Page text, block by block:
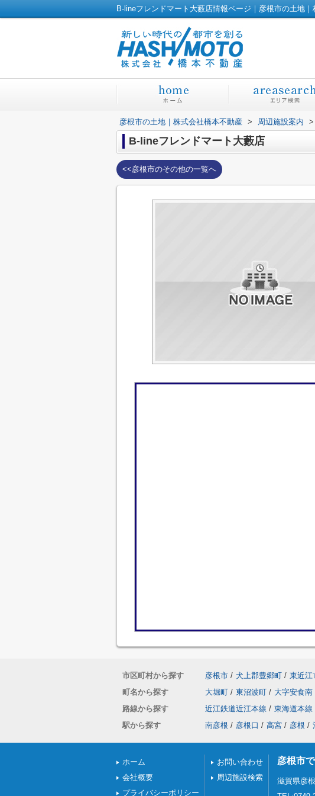
B-lineフレンドマート大藪店情報ページ｜彦根市の土地
彦根市の土地｜株式会社橋本不動産 > 周辺施設案内 >
B-lineフレンドマート大藪店
<<彦根市のその他の一覧へ
市区町村から探す 彦根市 / 犬上郡豊郷町 / 東近江
町名から探す
大堀町 / 東沼波町 / 大字安食南
路線から探す
近江鉄道近江本線 / 東海道本線
駅から探す
南彦根 / 彦根口 / 高宮 / 彦根 /
ホーム
会社概要
プライバシーポリシー
お問い合わせ
周辺施設検索
彦根市
滋賀県彦